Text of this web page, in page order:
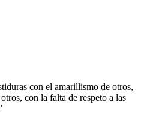
con el amarillismo de otros,
con la falta de respeto a las